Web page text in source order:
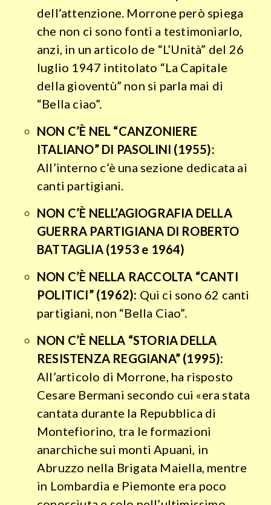
dell’attenzione. Morrone però spiega
che non ci sono fonti a testimoniarlo,
anzi, in un articolo de “L’Unità” del 26
luglio 1947 intitolato “La Capitale
della gioventù” non si parla mai di
“Bella ciao”.
NON C’È NEL “CANZONIERE
ITALIANO” DI PASOLINI (1955):
All’interno c’è una sezione dedicata ai
canti partigiani.
NON C’È NELL’AGIOGRAFIA DELLA
GUERRA PARTIGIANA DI ROBERTO
BATTAGLIA (1953 e 1964)
NON C’È NELLA RACCOLTA “CANTI
POLITICI” (1962): Qui ci sono 62 canti
partigiani, non “Bella Ciao”.
NON C’È NELLA “STORIA DELLA
RESISTENZA REGGIANA” (1995):
All’articolo di Morrone, ha risposto
Cesare Bermani secondo cui «era stata
cantata durante la Repubblica di
Montefiorino, tra le formazioni
anarchiche sui monti Apuani, in
Abruzzo nella Brigata Maiella, mentre
in Lombardia e Piemonte era poco